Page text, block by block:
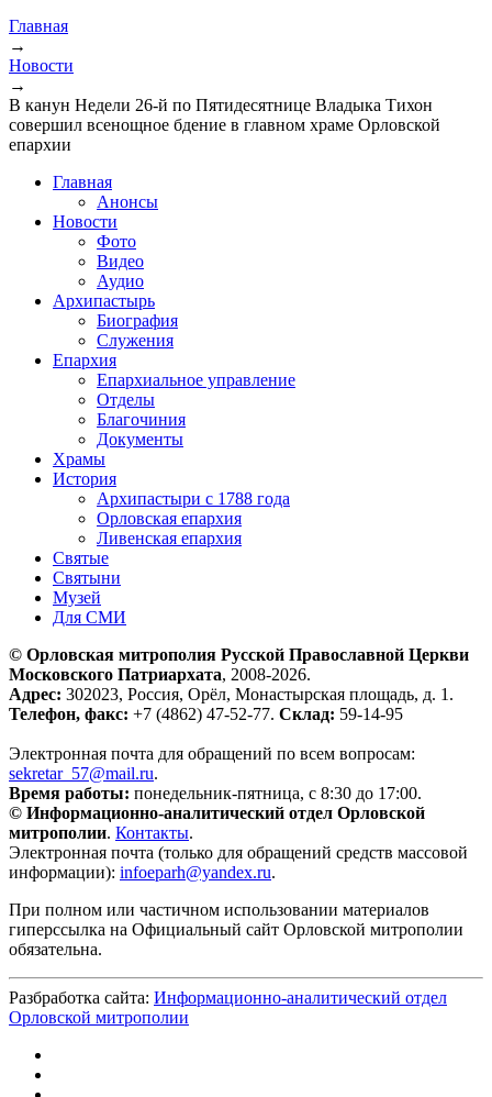
Главная
→
Новости
→
В канун Недели 26-й по Пятидесятнице Владыка Тихон
совершил всенощное бдение в главном храме Орловской
епархии
Главная
Анонсы
Новости
Фото
Видео
Аудио
Архипастырь
Биография
Служения
Епархия
Епархиальное управление
Отделы
Благочиния
Документы
Храмы
История
Архипастыри с 1788 года
Орловская епархия
Ливенская епархия
Святые
Святыни
Музей
Для СМИ
© Орловская митрополия Русской Православной Церкви
Московского Патриархата, 2008-2026.
Адрес: 302023, Россия, Орёл, Монастырская площадь, д. 1.
Телефон, факс: +7 (4862) 47-52-77. Склад: 59-14-95
Электронная почта для обращений по всем вопросам:
sekretar_57@mail.ru.
Время работы: понедельник-пятница, с 8:30 до 17:00.
© Информационно-аналитический отдел Орловской
митрополии. Контакты.
Электронная почта (только для обращений средств массовой
информации): infoeparh@yandex.ru.
При полном или частичном использовании материалов
гиперссылка на Официальный сайт Орловской митрополии
обязательна.
Разбработка сайта: Информационно-аналитический отдел
Орловской митрополии